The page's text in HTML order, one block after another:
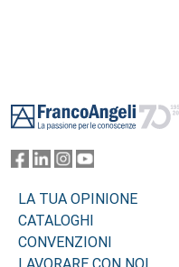
LA TUA OPINIONE
CATALOGHI
CONVENZIONI